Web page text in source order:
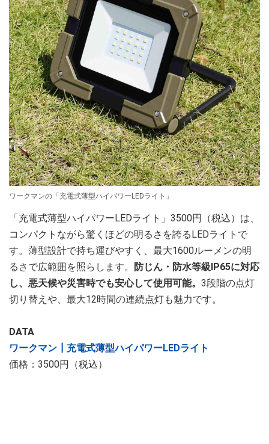
ワークマンの「充電式薄型ハイパワーLEDライト」
「充電式薄型ハイパワーLEDライト」3500円（税込）は、
コンパクトながら驚くほどの明るさを誇るLEDライトで
す。薄型設計で持ち運びやすく、最大1600ルーメンの明
るさで広範囲を照らします。
防じん・防水等級IP65に対応
し、悪天候や災害時でも安心して使用可能。 3段階の点灯
切り替えや、最大12時間の連続点灯も魅力です。
DATA
ワークマン┃充電式薄型ハイパワーLEDライト
価格：3500円（税込）